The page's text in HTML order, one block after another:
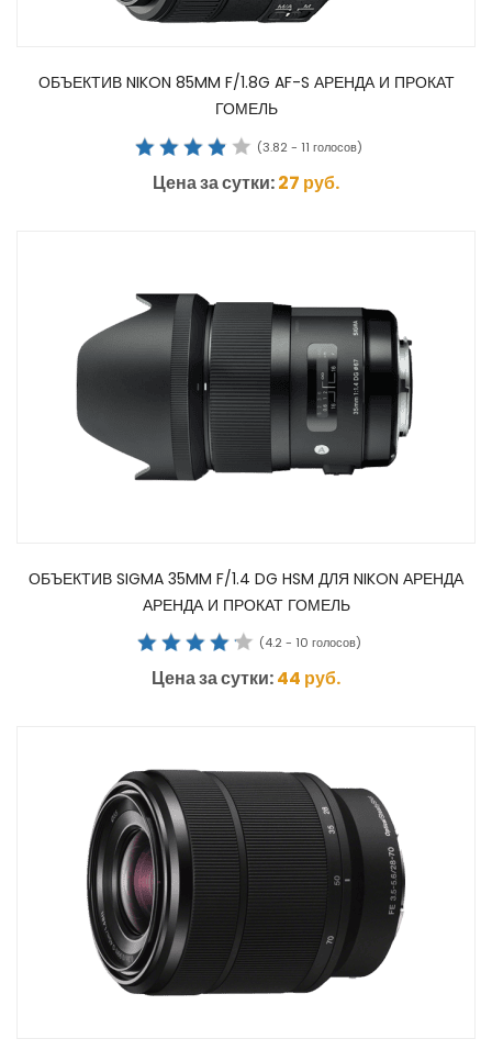
ОБЪЕКТИВ NIKON 85MM F/1.8G AF-S АРЕНДА И ПРОКАТ
ГОМЕЛЬ
(3.82 - 11 голосов)
Цена за сутки:27 руб.
ОБЪЕКТИВ SIGMA 35MM F/1.4 DG HSM ДЛЯ NIKON АРЕНДА
АРЕНДА И ПРОКАТ ГОМЕЛЬ
(4.2 - 10 голосов)
Цена за сутки:44 руб.